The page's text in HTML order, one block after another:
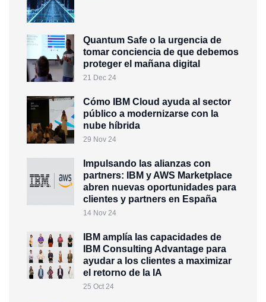
Quantum Safe o la urgencia de
tomar conciencia de que debemos
proteger el mañana digital
21 Dec 24
Cómo IBM Cloud ayuda al sector
público a modernizarse con la
nube híbrida
29 Nov 24
Impulsando las alianzas con
partners: IBM y AWS Marketplace
abren nuevas oportunidades para
clientes y partners en España
14 Nov 24
IBM amplía las capacidades de
IBM Consulting Advantage para
ayudar a los clientes a maximizar
el retorno de la IA
25 Oct 24